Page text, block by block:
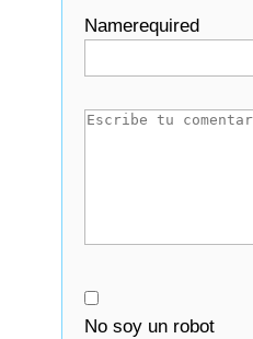
Namerequired
No soy un robot